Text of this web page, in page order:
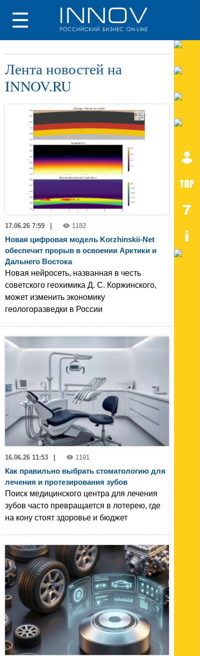
Лента новостей на
INNOV.RU
17.06.26 7:59 1182
Новая цифровая модель Korzhinskii-Net
обеспечит прорыв в освоении Арктики и
Дальнего Востока
Новая нейросеть, названная в честь
советского геохимика Д. С. Коржинского,
может изменить экономику
геологоразведки в России
16.06.26 11:53 1191
Как правильно выбрать стоматологию для
лечения и протезирования зубов
Поиск медицинского центра для лечения
зубов часто превращается в лотерею, где
на кону стоят здоровье и бюджет